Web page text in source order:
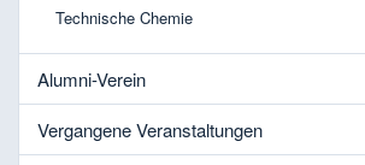
Technische Chemie
Alumni-Verein
Vergangene Veranstaltungen